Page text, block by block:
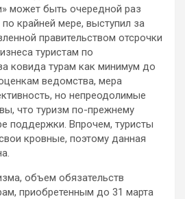
может быть очередной раз
крайней мере, выступил за
правительством отсрочки
туристам по
ковида турам как минимум до
ведомства, мера
но непреодолимые
что туризм по-прежнему
поддержки. Впрочем, туристы
кровные, поэтому данная
объем обязательств
приобретенным до 31 марта